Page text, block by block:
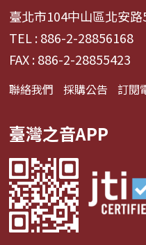
臺北市104中山區北安
TEL : 886-2-28856168
FAX : 886-2-28855423
聯絡我們 採購公告 訂閱
臺灣之音APP